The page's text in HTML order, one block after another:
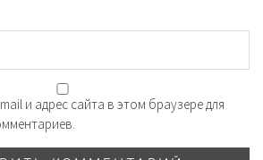
и адрес сайта в этом браузере для